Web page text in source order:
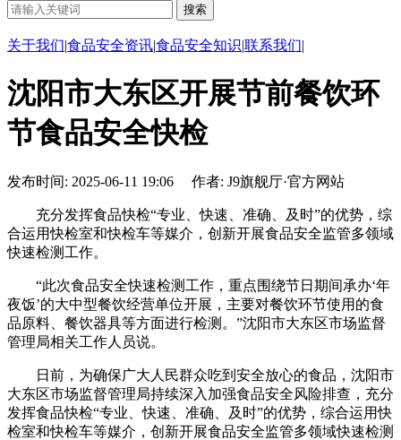
关于我们|食品安全资讯|食品安全知识|联系我们|
沈阳市大东区开展节前餐饮环
节食品安全快检
发布时间: 2025-06-11 19:06 作者: J9旗舰厅·官方网站
充分发挥食品快检“专业、快速、准确、及时”的优势，综
合运用快检室和快检车等媒介，创新开展食品安全监管多领域
快速检测工作。
“此次食品安全快速检测工作，重点围绕节日期间承办‘年
夜饭’的大中型餐饮经营单位开展，主要对餐饮环节使用的食
品原料、餐饮器具等方面进行检测。”沈阳市大东区市场监督
管理局相关工作人员说。
日前，为确保广大人民群众吃到安全放心的食品，沈阳市
大东区市场监督管理局持续深入加强食品安全风险排查，充分
发挥食品快检“专业、快速、准确、及时”的优势，综合运用快
检室和快检车等媒介，创新开展食品安全监管多领域快速检测